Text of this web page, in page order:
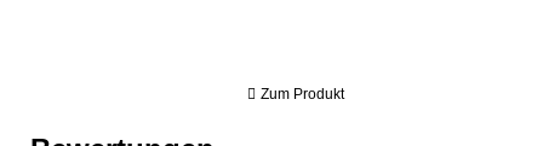
Zum Produkt